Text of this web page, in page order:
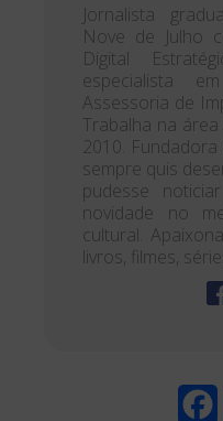
Jornalista
Nove de Julho
Digital
especialista
Assessoria de
Trabalha na
2010.
sempre quis
pudesse
novidade no
cultural.
livros, filmes,